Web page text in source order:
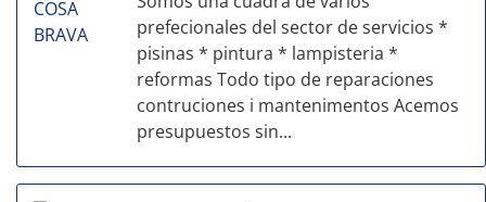
prefecionales del sector de servicios *
pisinas * pintura * lampisteria *
reformas Todo tipo de reparaciones
contruciones i mantenimentos Acemos
presupuestos sin...